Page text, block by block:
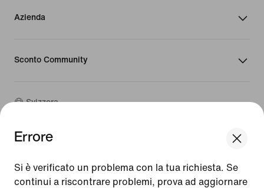
Update your location?
Errore
Si è verificato un problema con la tua richiesta. Se
continui a riscontrare problemi, prova ad aggiornare
Azienda
Sconto Community
Svizzera
©2026 Nike, Inc. Tutti i diritti riservati
Condizioni d'uso
Condizioni di vendita